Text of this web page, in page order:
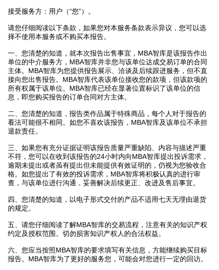
接受服务方：用户（“您”）。
请您仔细阅读以下条款，如果您对本服务条款表示异议，您可以选
择不使用本服务或不购买本报告。
一、您清楚的知道，就本次报告出售事宜，MBA智库是该报告作出
单位的中介服务方，MBA智库并非您与该单位达成交易订单的合同
主体。MBA智库为您提供报告展示、洽谈及后续跟进服务，但不直
接向您出售报告。MBA智库代表该单位接收您的款项，但该款项的
所有权属于该单位。MBA智库已经在显著位置标识了该单位的信
息，即您购买报告的订单合同对方主体。
二、您清楚的知道，报告类作品属于特殊商品，每个人对于报告的
看法可能很不相同。如您不喜欢该报告，MBA智库及该单位不承担
退款责任。
三、如果您有充分证据证明该报告质量严重缺陷、内容与描述严重
不符，您可以在收到该报告的24小时内向MBA智库提出投诉需求，
逾期未提出或者虽有提出但未能提供有效证明的，仍视为您验收合
格。如您提出了有效的投诉需求，MBA智库将积极认真的进行审
查，与该单位进行沟通，妥善解决后续更正、改进及售后事宜。
四、您清楚的知道，以电子形式交付的产品不适用七天无理由退货
的规定。
五、请您仔细阅读了解MBA智库的交易流程，注意有关的知识产权
约定及授权范围。切勿损害知识产权人的合法权益。
六、您应当按照MBA智库的要求填写有关信息，方能继续购买目标
报告。MBA智库为了更好的服务您，可能会对您进行一定的回访。